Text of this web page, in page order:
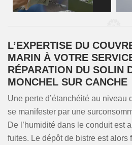
L’EXPERTISE DU
MARIN À VOTRE
RÉPARATION DU SOLIN
MONCHEL SUR CANCHE
Une perte d’étanchéité au niveau
se manifester par une
De l’humidité dans le conduit est
fuites. Le dépôt de bistre est alors